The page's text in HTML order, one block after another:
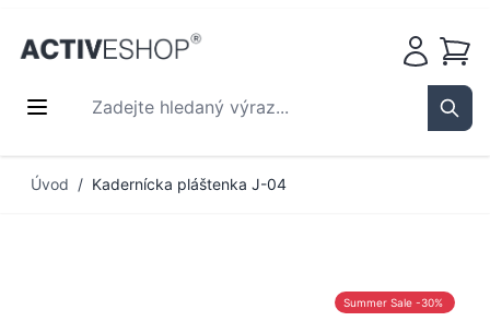
Zadejte hledaný výraz...
Košík
Úvod / Kadernícka pláštenka J-04
Summer Sale -30%